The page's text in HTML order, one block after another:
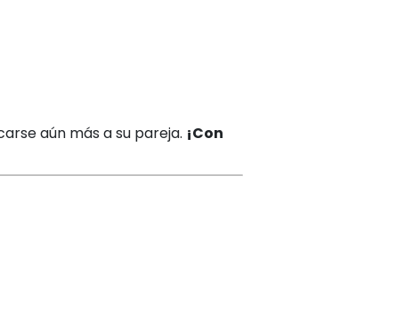
aún más a su pareja. ¡Con